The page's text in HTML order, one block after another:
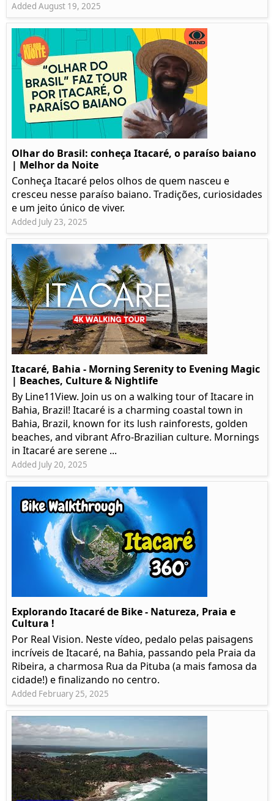
Added August 19, 2025
Olhar do Brasil: conheça Itacaré, o paraíso baiano
| Melhor da Noite
Conheça Itacaré pelos olhos de quem nasceu e
cresceu nesse paraíso baiano. Tradições, curiosidades
e um jeito único de viver.
Added July 23, 2025
Itacaré, Bahia - Morning Serenity to Evening Magic
| Beaches, Culture & Nightlife
By Line11View. Join us on a walking tour of Itacare in
Bahia, Brazil! Itacaré is a charming coastal town in
Bahia, Brazil, known for its lush rainforests, golden
beaches, and vibrant Afro-Brazilian culture. Mornings
in Itacaré are serene ...
Added July 20, 2025
Explorando Itacaré de Bike - Natureza, Praia e
Cultura !
Por Real Vision. Neste vídeo, pedalo pelas paisagens
incríveis de Itacaré, na Bahia, passando pela Praia da
Ribeira, a charmosa Rua da Pituba (a mais famosa da
cidade!) e finalizando no centro.
Added February 25, 2025